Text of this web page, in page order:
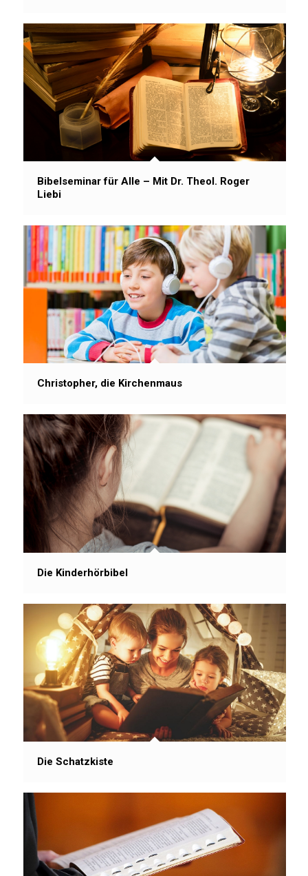
Bibelseminar für Alle – Mit Dr. Theol. Roger
Liebi
Christopher, die Kirchenmaus
Die Kinderhörbibel
Die Schatzkiste